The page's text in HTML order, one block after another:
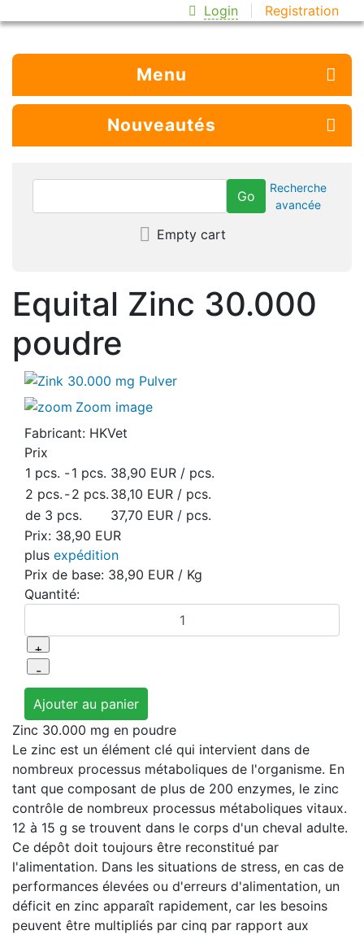
Login Registration
Menu
Nouveautés
Recherche
avancée
Empty cart
Equital Zinc 30.000
poudre
Zoom image
Fabricant: HKVet
Prix
1 pcs. -1 pcs. 38,90 EUR / pcs.
2 pcs. -2 pcs. 38,10 EUR / pcs.
de 3 pcs.
37,70 EUR / pcs.
Prix: 38,90 EUR
plus expédition
Prix de base: 38,90 EUR / Kg
Quantité:
Zinc 30.000 mg en poudre
Le zinc est un élément clé qui intervient dans de
nombreux processus métaboliques de l'organisme. En
tant que composant de plus de 200 enzymes, le zinc
contrôle de nombreux processus métaboliques vitaux.
12 à 15 g se trouvent dans le corps d'un cheval adulte.
Ce dépôt doit toujours être reconstitué par
l'alimentation. Dans les situations de stress, en cas de
performances élevées ou d'erreurs d'alimentation, un
déficit en zinc apparaît rapidement, car les besoins
peuvent être multipliés par cinq par rapport aux